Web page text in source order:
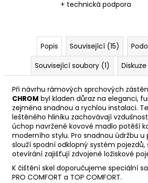
+ technická podpora
Popis Související (15)
Související soubory (1)
Diskuze
Při návrhu rámových sprchových zástěn
CHROM byl kladen důraz na eleganci,
zejména snadnou a rychlou instalaci.
leštěného hliníku zachovávají
úchop navržené kovové madlo potěší
moderního stylu. Pro snadnou údržbu
slouží spodní odklopný systém pojezdů,
otevírání zajišťují zdvojené ložiskové
K čištění skel doporučujeme speciální
PRO COMFORT a TOP COMFORT.